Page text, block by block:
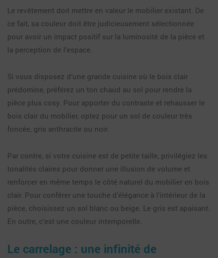
Le revêtement doit mettre en valeur le mobilier existant. De
ce fait, sa couleur doit être judicieusement sélectionnée
pour avoir un impact positif sur la luminosité de la pièce et
la perception de l’espace.
Si vous disposez d’une grande cuisine où le bois clair
prédomine, préférez un ton chaud au sol pour rendre la
pièce plus cosy. Pour apporter du contraste et rehausser le
bois clair du mobilier, optez pour un sol de couleur très
foncée, gris anthracite ou noir.
Par contre, si votre cuisine est de petite taille, privilégiez les
tonalités claires pour donner une illusion de volume et
renforcer en même temps le côté naturel du mobilier en bois
clair. Pour conférer une touche d’élégance à l’intérieur de la
pièce, choisissez un sol blanc ou beige. Le gris est apaisant.
En outre, c’est une couleur intemporelle.
Le carrelage : une infinité de